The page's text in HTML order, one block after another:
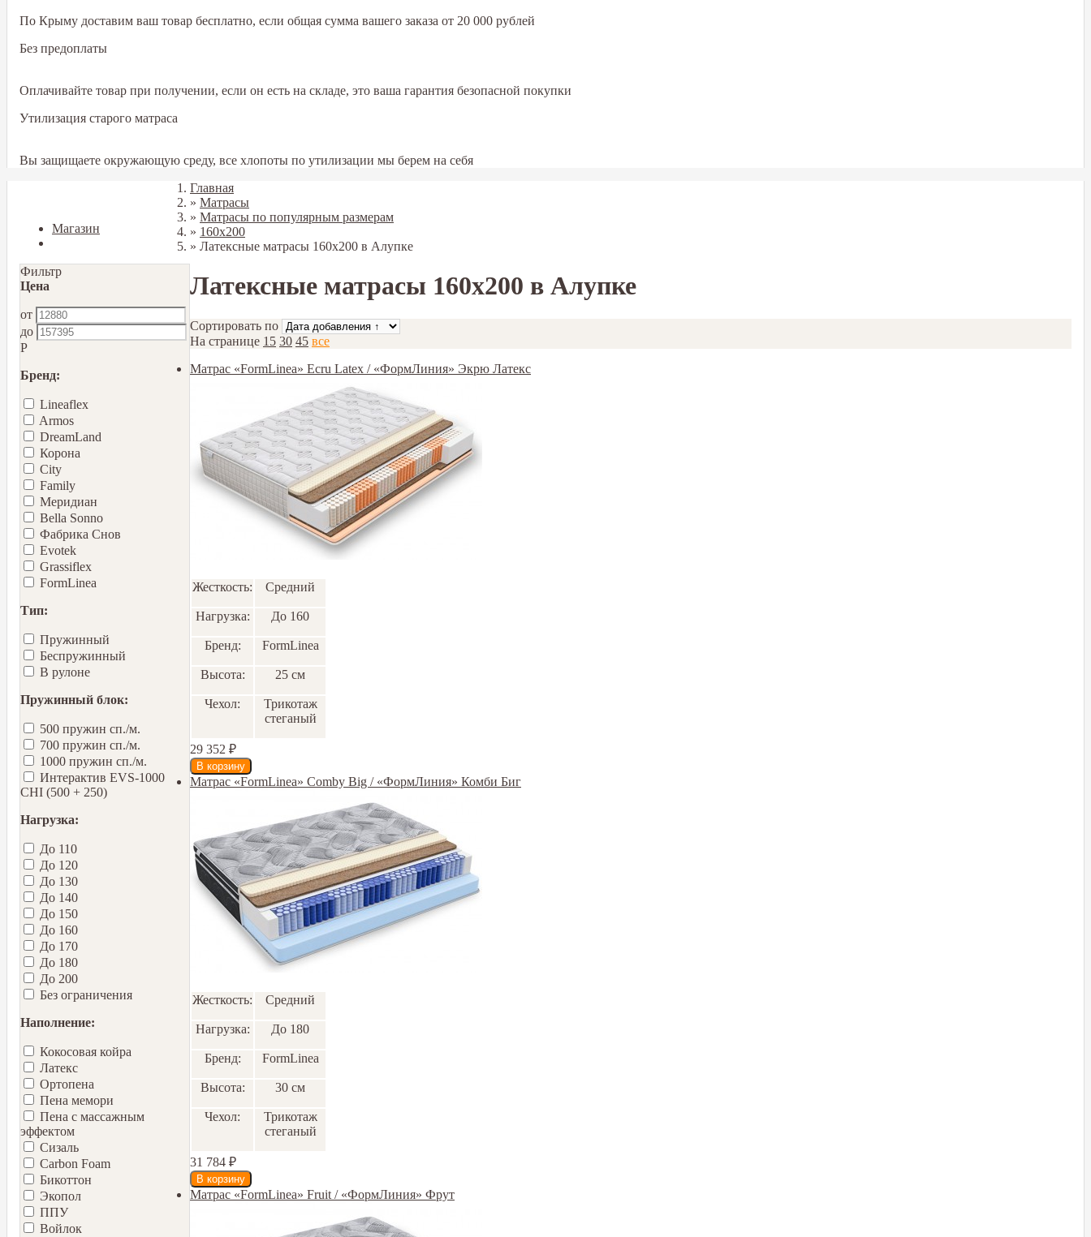
По Крыму доставим ваш товар бесплатно, если общая сумма вашего заказа от 20 000 рублей
Без предоплаты
Оплачивайте товар при получении, если он есть на складе, это ваша гарантия безопасной покупки
Утилизация старого матраса
Вы защищаете окружающую среду, все хлопоты по утилизации мы берем на себя
Магазин
Фильтр
Цена
от
до
Р
Бренд:
Lineaflex
Armos
DreamLand
Корона
City
Family
Меридиан
Bella Sonno
Фабрика Снов
Еvotek
Grassiflex
FormLinea
Тип:
Пружинный
Беспружинный
В рулоне
Пружинный блок:
500 пружин сп./м.
700 пружин сп./м.
1000 пружин сп./м.
Интерактив EVS-1000
CHI (500 + 250)
Нагрузка:
До 110
До 120
До 130
До 140
До 150
До 160
До 170
До 180
До 200
Без ограничения
Наполнение:
Кокосовая койра
Латекс
Ортопена
Пена мемори
Пена с массажным
эффектом
Сизаль
Carbon Foam
Бикоттон
Экопол
ППУ
Войлок
Главная
» Матрасы
» Матрасы по популярным размерам
» 160х200
» Латексные матрасы 160x200 в Алупке
Латексные матрасы 160x200 в Алупке
Сортировать по
На странице 15 30 45 все
Матрас «FormLinea» Ecru Latex / «ФормЛиния» Экрю Латекс
Жесткость: Средний
Нагрузка: До 160
Бренд: FormLinea
Высота: 25 см
Чехол:
Трикотаж
стеганый
29 352 ₽
Матрас «FormLinea» Comby Big / «ФормЛиния» Комби Биг
Жесткость: Средний
Нагрузка: До 180
Бренд: FormLinea
Высота: 30 см
Чехол:
Трикотаж
стеганый
31 784 ₽
Матрас «FormLinea» Fruit / «ФормЛиния» Фрут